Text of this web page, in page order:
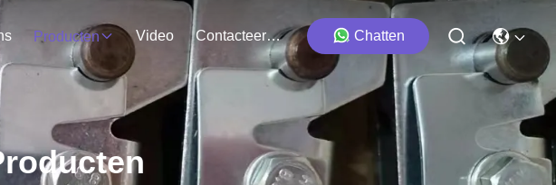
Producten Video Contacteer Ons Chatten